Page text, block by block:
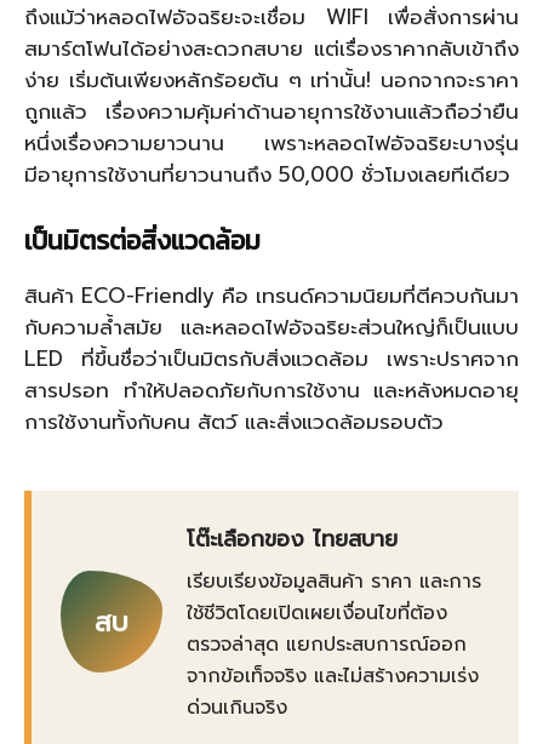
ถึงแม้ว่าหลอดไฟอัจฉริยะจะเชื่อม WIFI เพื่อสั่งการผ่าน
สมาร์ตโฟนได้อย่างสะดวกสบาย แต่เรื่องราคากลับเข้าถึง
ง่าย เริ่มต้นเพียงหลักร้อยต้น ๆ เท่านั้น! นอกจากจะราคา
ถูกแล้ว เรื่องความคุ้มค่าด้านอายุการใช้งานแล้วถือว่ายืน
หนึ่งเรื่องความยาวนาน เพราะหลอดไฟอัจฉริยะบางรุ่น
มีอายุการใช้งานที่ยาวนานถึง 50,000 ชั่วโมงเลยทีเดียว
เป็นมิตรต่อสิ่งแวดล้อม
สินค้า ECO-Friendly คือ เทรนด์ความนิยมที่ตีควบกันมา
กับความล้ำสมัย และหลอดไฟอัจฉริยะส่วนใหญ่ก็เป็นแบบ
LED ที่ขึ้นชื่อว่าเป็นมิตรกับสิ่งแวดล้อม เพราะปราศจาก
สารปรอท ทำให้ปลอดภัยกับการใช้งาน และหลังหมดอายุ
การใช้งานทั้งกับคน สัตว์ และสิ่งแวดล้อมรอบตัว
สบ
โต๊ะเลือกของ ไทยสบาย
เรียบเรียงข้อมูลสินค้า ราคา และการ
ใช้ชีวิตโดยเปิดเผยเงื่อนไขที่ต้อง
ตรวจล่าสุด แยกประสบการณ์ออก
จากข้อเท็จจริง และไม่สร้างความเร่ง
ด่วนเกินจริง